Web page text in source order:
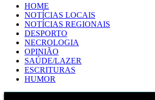
HOME
NOTÍCIAS LOCAIS
NOTÍCIAS REGIONAIS
DESPORTO
NECROLOGIA
OPINIÃO
SAÚDE/LAZER
ESCRITURAS
HUMOR